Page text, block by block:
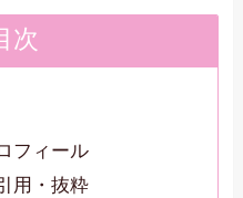
次
フィール
用・抜粋